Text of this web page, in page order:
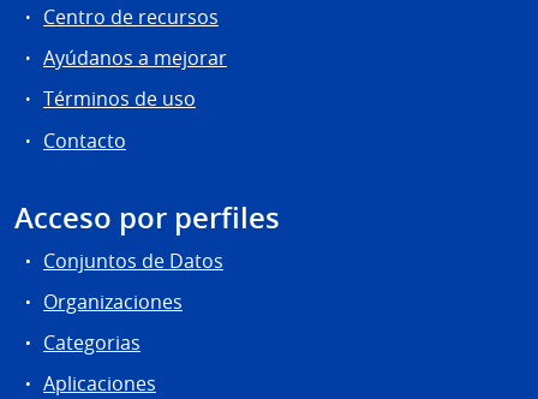
Centro de recursos
Ayúdanos a mejorar
Términos de uso
Contacto
Acceso por perfiles
Conjuntos de Datos
Organizaciones
Categorias
Aplicaciones